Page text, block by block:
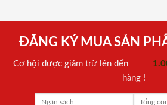
ĐĂNG KÝ MUA SẢN
Cơ hội được giảm trừ lên đến
hàng !